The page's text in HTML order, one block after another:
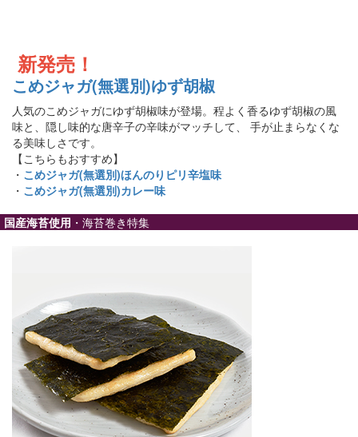
新発売！
こめジャガ(無選別)ゆず胡椒
人気のこめジャガにゆず胡椒味が登場。程よく香るゆず胡椒の風
味と、隠し味的な唐辛子の辛味がマッチして、 手が止まらなくな
る美味しさです。
【こちらもおすすめ】
・ こめジャガ(無選別)ほんのりピリ辛塩味
・ こめジャガ(無選別)カレー味
国産海苔使用 ・海苔巻き特集